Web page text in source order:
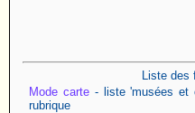
Liste des
Mode carte- liste 'musées et
rubrique